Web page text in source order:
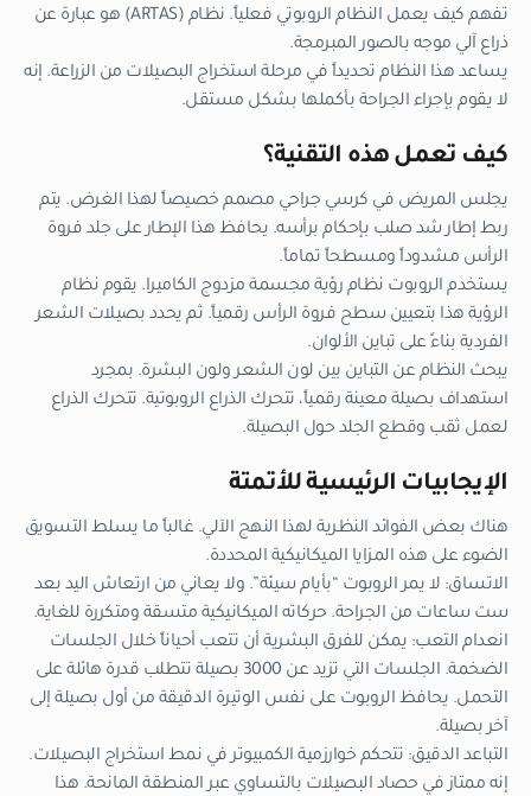
تفهم كيف يعمل النظام الروبوتي فعلياً. نظام (ARTAS) هو عبارة عن
ذراع آلي موجه بالصور المبرمجة.
يساعد هذا النظام تحديداً في مرحلة استخراج البصيلات من الزراعة. إنه
لا يقوم بإجراء الجراحة بأكملها بشكل مستقل.
كيف تعمل هذه التقنية؟
يجلس المريض في كرسي جراحي مصمم خصيصاً لهذا الغرض. يتم
ربط إطار شد صلب بإحكام برأسه. يحافظ هذا الإطار على جلد فروة
الرأس مشدوداً ومسطحاً تماماً.
يستخدم الروبوت نظام رؤية مجسمة مزدوج الكاميرا. يقوم نظام
الرؤية هذا بتعيين سطح فروة الرأس رقمياً. ثم يحدد بصيلات الشعر
الفردية بناءً على تباين الألوان.
يبحث النظام عن التباين بين لون الشعر ولون البشرة. بمجرد
استهداف بصيلة معينة رقمياً، تتحرك الذراع الروبوتية. تتحرك الذراع
لعمل ثقب وقطع الجلد حول البصيلة.
الإيجابيات الرئيسية للأتمتة
هناك بعض الفوائد النظرية لهذا النهج الآلي. غالباً ما يسلط التسويق
الضوء على هذه المزايا الميكانيكية المحددة.
الاتساق: لا يمر الروبوت “بأيام سيئة”. ولا يعاني من ارتعاش اليد بعد
ست ساعات من الجراحة. حركاته الميكانيكية متسقة ومتكررة للغاية.
انعدام التعب: يمكن للفرق البشرية أن تتعب أحياناً خلال الجلسات
الضخمة. الجلسات التي تزيد عن 3000 بصيلة تتطلب قدرة هائلة على
التحمل. يحافظ الروبوت على نفس الوتيرة الدقيقة من أول بصيلة إلى
آخر بصيلة.
التباعد الدقيق: تتحكم خوارزمية الكمبيوتر في نمط استخراج البصيلات.
إنه ممتاز في حصاد البصيلات بالتساوي عبر المنطقة المانحة. هذا